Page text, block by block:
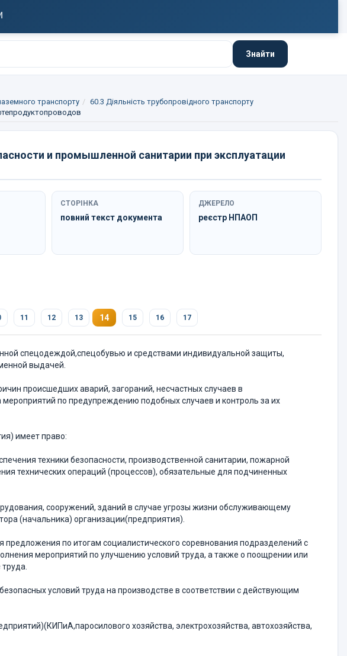
Знайти
транспорту
60.3 Діяльність трубопровідного транспорту
и промышленной санитарии при эксплуатации
СТОРІНКА
повний текст документа
ДЖЕРЕЛО
реєстр НПАОП
11 12 13 14 15 16 17
спецодеждой,спецобувью и средствами индивидуальной защиты,
выдачей.
происшедших аварий, загораний, несчастных случаев в
по предупреждению подобных случаев и контроль за их
имеет право:
техники безопасности, производственной санитарии, пожарной
технических операций (процессов), обязательные для подчиненных
сооружений, зданий в случае угрозы жизни обслуживающему
(начальника) организации(предприятия).
предложения по итогам социалистического соревнования подразделений с
мероприятий по улучшению условий труда, а также о поощрении или
условий труда на производстве в соответствии с действующим
хозяйства, электрохозяйства, автохозяйства,